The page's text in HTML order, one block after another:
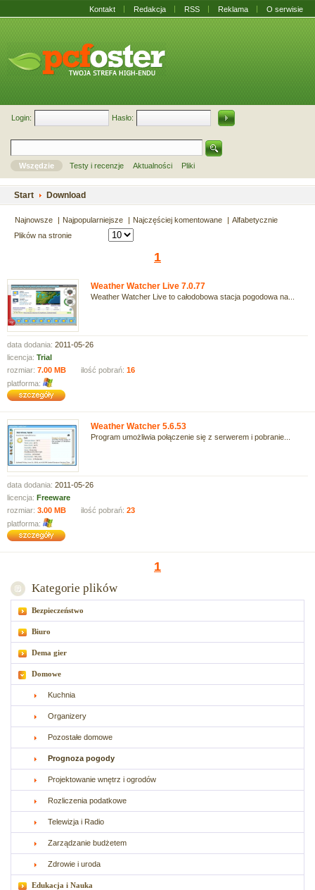
Kontakt Redakcja RSS Reklama O serwisie
Login: Hasło:
Wszędzie Testy i recenzje Aktualności Pliki
Start Download
Najnowsze Najpopularniejsze Najczęściej komentowane
Alfabetycznie
Plików na stronie
1
Weather Watcher Live 7.0.77
Weather Watcher Live to całodobowa stacja pogodowa na...
data dodania: 2011-05-26
licencja: Trial
rozmiar: 7.00 MB ilość pobrań: 16
platforma:
Weather Watcher 5.6.53
Program umożliwia połączenie się z serwerem i pobranie...
data dodania: 2011-05-26
licencja: Freeware
rozmiar: 3.00 MB ilość pobrań: 23
platforma:
1
Kategorie plików
Bezpieczeństwo
Biuro
Dema gier
Domowe
Kuchnia
Organizery
Pozostałe domowe
Prognoza pogody
Projektowanie wnętrz i ogrodów
Rozliczenia podatkowe
Telewizja i Radio
Zarządzanie budżetem
Zdrowie i uroda
Edukacja i Nauka